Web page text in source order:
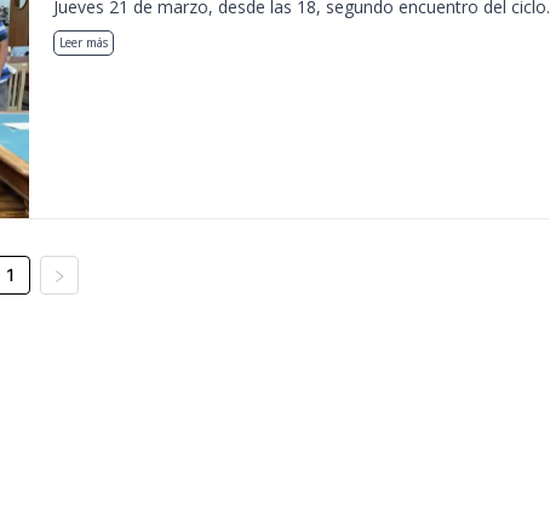
Jueves 21 de marzo, desde las 18, segundo encuentro del ciclo.
Leer más
1